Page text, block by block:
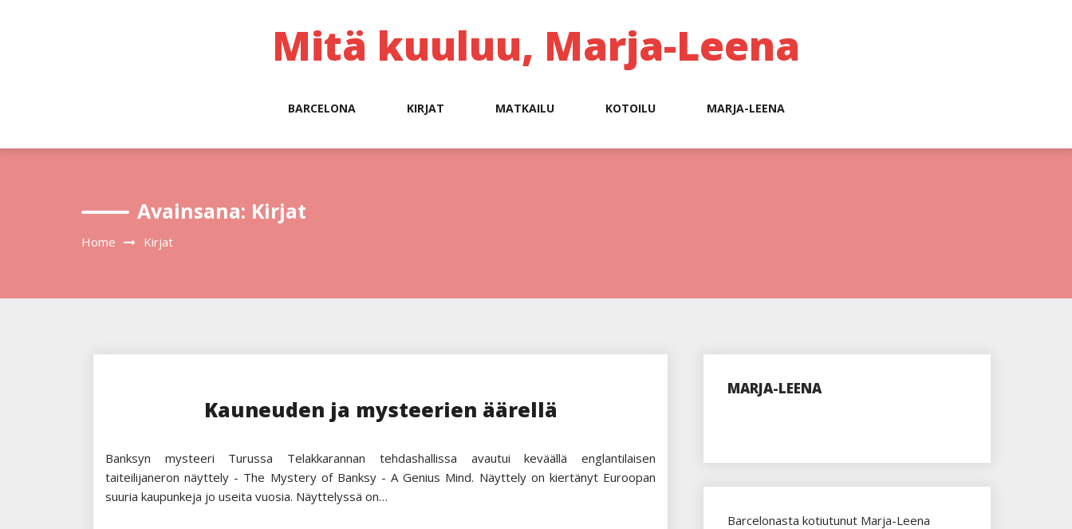
Mitä kuuluu, Marja-Leena
BARCELONA KIRJAT MATKAILU KOTOILU MARJA-LEENA
Avainsana: Kirjat
Home Kirjat
Kauneuden ja mysteerien äärellä
Banksyn mysteeri Turussa Telakkarannan tehdashallissa avautui keväällä englantilaisen
taiteilijaneron näyttely - The Mystery of Banksy - A Genius Mind. Näyttely on kiertänyt Euroopan
suuria kaupunkeja jo useita vuosia. Näyttelyssä on…
MARJA-LEENA
Barcelonasta kotiutunut Marja-Leena